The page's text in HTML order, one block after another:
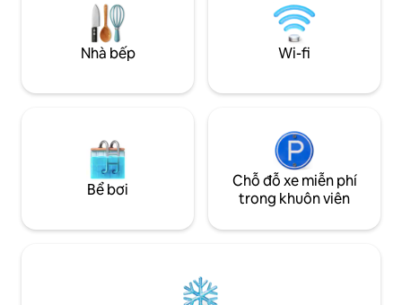
Xe buýt đưa đón sân bay - Khu phố yên ti
̃ nh va an toàn - Danh sách ẩm thực và
gợi ý các tour tham quan miễn phí - Đón
tại sân bay (có tính phí) - Bán thẻ Sim
Thang máy riêng,
trong nhà. Căn
Khu phố cổ Hà
Nhà bếp Wi-fi
Bể bơi
Chỗ đỗ xe miễn phí
trong khuôn viên